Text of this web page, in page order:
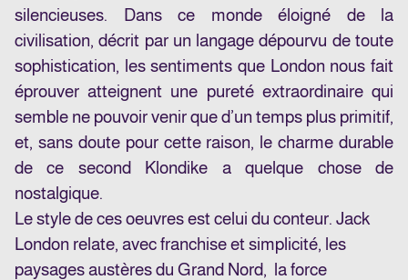
silencieuses. Dans ce monde éloigné de la
civilisation, décrit par un langage dépourvu de toute
sophistication, les sentiments que London nous fait
éprouver atteignent une pureté extraordinaire qui
semble ne pouvoir venir que d’un temps plus primitif,
et, sans doute pour cette raison, le charme durable
de ce second Klondike a quelque chose de
nostalgique.
Le style de ces oeuvres est celui du conteur. Jack
London relate, avec franchise et simplicité, les
paysages austères du Grand Nord, la force